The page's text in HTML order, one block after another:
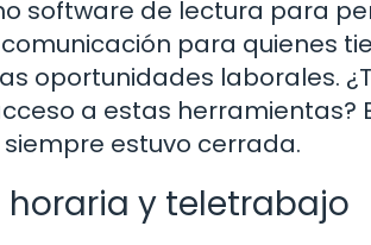
software de lectura para
para quienes
oportunidades laborales.
a estas herramientas?
estuvo cerrada.
horaria y teletrabajo